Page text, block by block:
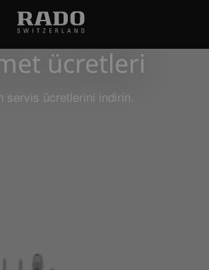
ücretleri
servis ücretlerini indirin.